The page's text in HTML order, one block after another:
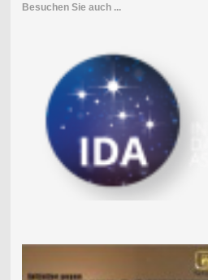
Besuchen Sie auch ...